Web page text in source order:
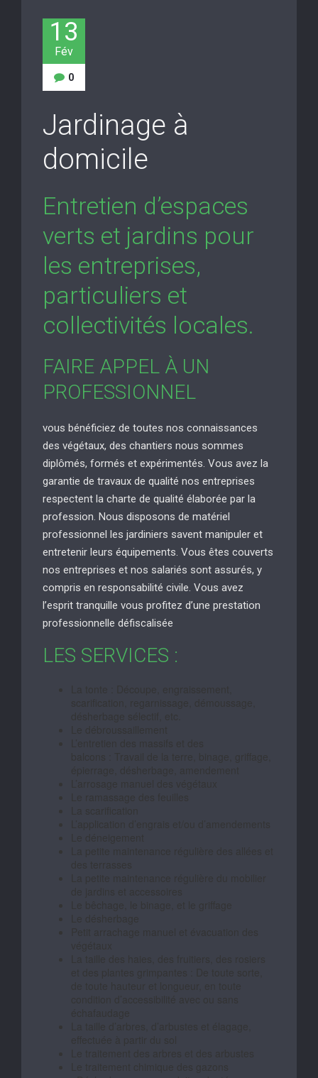
13
Fév
0
Jardinage à
domicile
Entretien d’espaces
verts et jardins pour
les entreprises,
particuliers et
collectivités locales.
FAIRE APPEL À UN
PROFESSIONNEL
vous bénéficiez de toutes nos connaissances
des végétaux, des chantiers nous sommes
diplômés, formés et expérimentés. Vous avez la
garantie de travaux de qualité nos entreprises
respectent la charte de qualité élaborée par la
profession. Nous disposons de matériel
professionnel les jardiniers savent manipuler et
entretenir leurs équipements. Vous êtes couverts
nos entreprises et nos salariés sont assurés, y
compris en responsabilité civile. Vous avez
l’esprit tranquille vous profitez d’une prestation
professionnelle défiscalisée
LES SERVICES :